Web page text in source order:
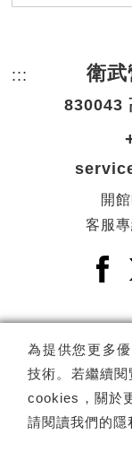
為提供您更多
技術。若繼續
cookies，關於
請閱讀我們的隱
::: 頁尾網站資
衛
830043
開
客服
電子報訂閱
Copyright © 國家表